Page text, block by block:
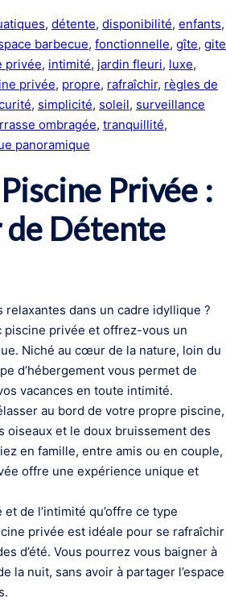
, détente, disponibilité, enfants
barbecue, fonctionnelle, gîte, gite
privée, intimité, jardin fleuri, luxe
privée, propre, rafraîchir, règles de
, simplicité, soleil, surveillance
ombragée, tranquillité
panoramique
Privée :
de Détente
relaxantes dans un cadre idyllique ?
piscine privée et offrez-vous un
Niché au cœur de la nature, loin du
d’hébergement vous permet de
vacances en toute intimité.
au bord de votre propre piscine,
oiseaux et le doux bruissement des
en famille, entre amis ou en couple,
offre une expérience unique et
de l’intimité qu’offre ce type
privée est idéale pour se rafraîchir
d’été. Vous pourrez vous baigner à
la nuit, sans avoir à partager l’espace